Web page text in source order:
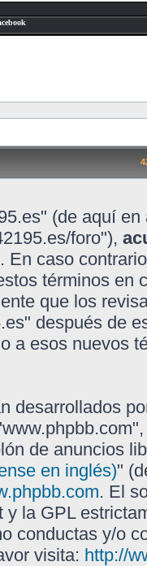
(de aquí
foro"),
En caso
términos en
que los
después de
a esos nuevos
desarrollados
de anuncios
en inglés)"
. El
y la GPL
conductas y/o
visita: http://